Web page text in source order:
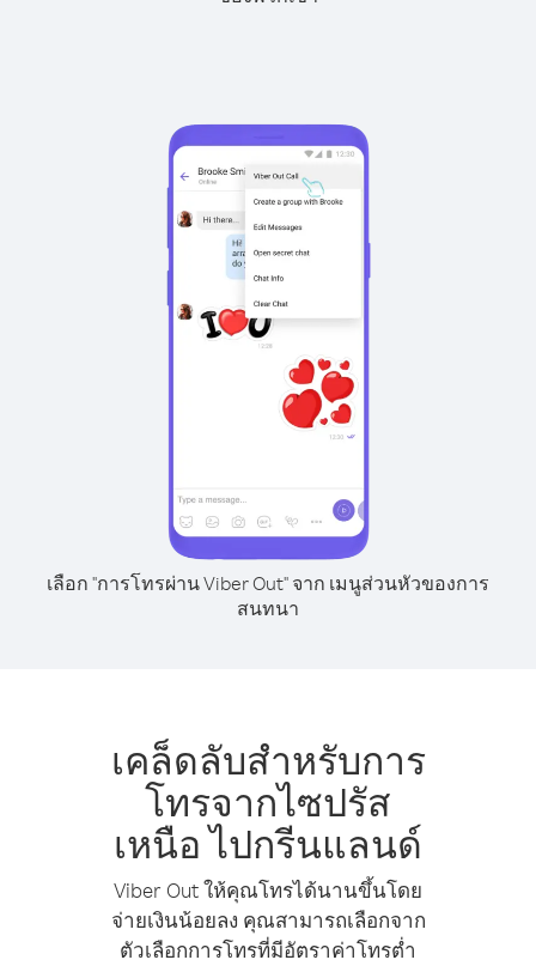
เลือก "การโทรผ่าน Viber Out" จาก เมนูส่วนหัวของการ
สนทนา
เคล็ดลับสำหรับการ
โทรจากไซปรัส
เหนือ ไปกรีนแลนด์
Viber Out ให้คุณโทรได้นานขึ้นโดย
จ่ายเงินน้อยลง คุณสามารถเลือกจาก
ตัวเลือกการโทรที่มีอัตราค่าโทรต่ำ